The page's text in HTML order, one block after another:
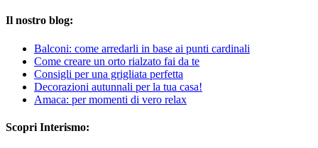
Il nostro blog:
Balconi: come arredarli in base ai punti cardinali
Come creare un orto rialzato fai da te
Consigli per una grigliata perfetta
Decorazioni autunnali per la tua casa!
Amaca: per momenti di vero relax
Scopri Interismo: